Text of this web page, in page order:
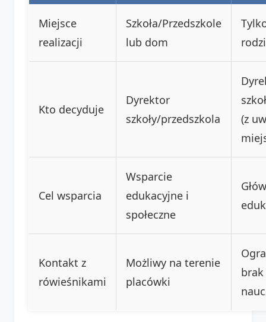
Miejsce
realizacji
Szkoła/Przedszkole
lub dom
Kto decyduje
Dyrektor
szkoły/przedszkola
(z
Cel wsparcia
Wsparcie
edukacyjne i
społeczne
Kontakt z
rówieśnikami
Możliwy na terenie
placówki